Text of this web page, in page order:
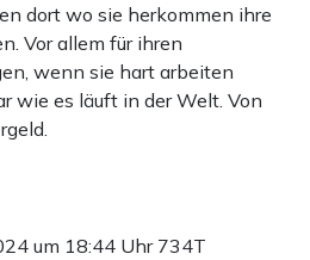
dort wo sie herkommen ihre
Vor allem für ihren
wenn sie hart arbeiten
wie es läuft in der Welt. Von
um 18:44 Uhr 734T